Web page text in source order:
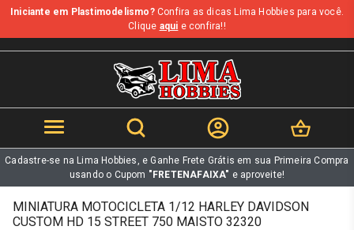
b
Iniciante em Plastimodelismo?Confira as dicas Lima Hobbies para você.
Clique aqui e confira!!
Cadastre-se na Lima Hobbies, e Ganhe Frete Grátis em sua Primeira Compra
usando o Cupom "FRETENAFAIXA" e aproveite!
MINIATURA MOTOCICLETA 1/12 HARLEY DAVIDSON
CUSTOM HD 15 STREET 750 MAISTO 32320